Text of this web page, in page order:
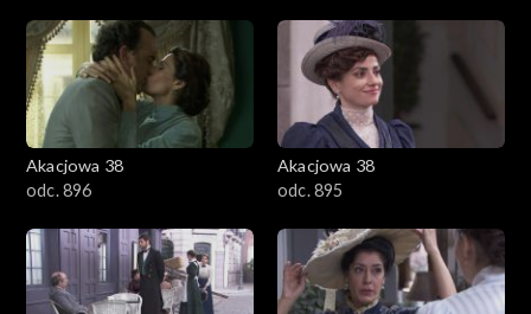
Akacjowa 38
odc. 896
Akacjowa 38
odc. 895